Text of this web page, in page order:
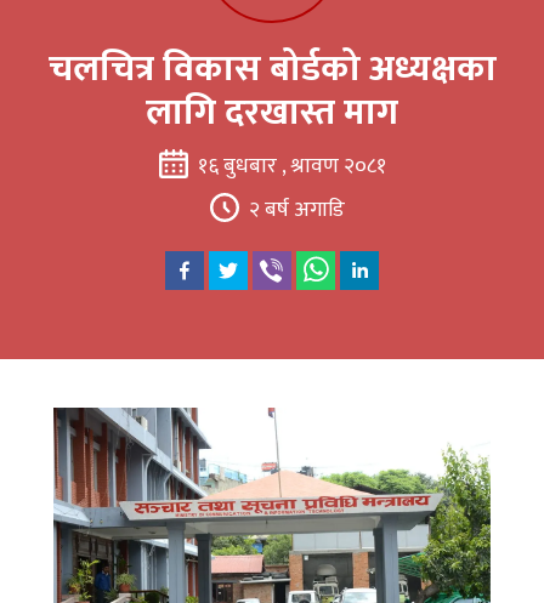
चलचित्र विकास बोर्डको अध्यक्षका
लागि दरखास्त माग
१६ बुधबार , श्रावण २०८१
२ बर्ष अगाडि